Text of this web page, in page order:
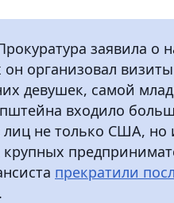
заявила о
он организовал
девушек, самой
входило
не только США, но
прекратили